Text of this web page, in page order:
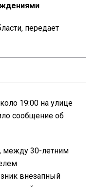
передает
19:00 на улице
сообщение об
между 30-летним
внезапный